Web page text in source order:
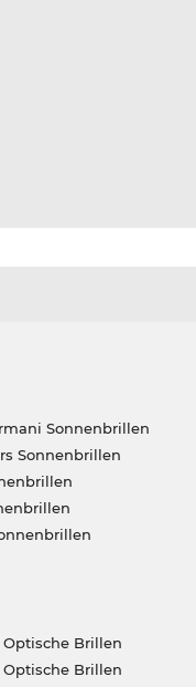
Sonnenbrillen
Sonnenbrillen
Optische Brillen
Optische Brillen